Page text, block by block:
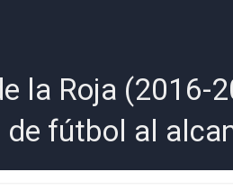
la Roja (2016-
de fútbol al